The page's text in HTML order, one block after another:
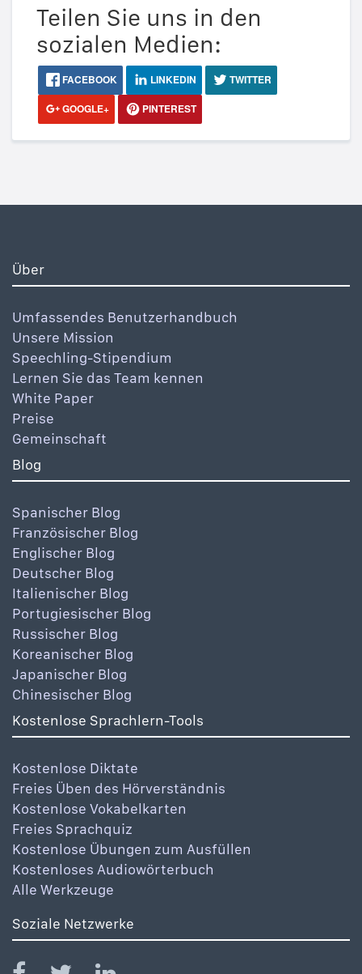
Teilen Sie uns in den
sozialen Medien:
FACEBOOK LINKEDIN
TWITTER
GOOGLE+
PINTEREST
Über
Umfassendes Benutzerhandbuch
Unsere Mission
Speechling-Stipendium
Lernen Sie das Team kennen
White Paper
Preise
Gemeinschaft
Blog
Spanischer Blog
Französischer Blog
Englischer Blog
Deutscher Blog
Italienischer Blog
Portugiesischer Blog
Russischer Blog
Koreanischer Blog
Japanischer Blog
Chinesischer Blog
Kostenlose Sprachlern-Tools
Kostenlose Diktate
Freies Üben des Hörverständnis
Kostenlose Vokabelkarten
Freies Sprachquiz
Kostenlose Übungen zum Ausfüllen
Kostenloses Audiowörterbuch
Alle Werkzeuge
Soziale Netzwerke